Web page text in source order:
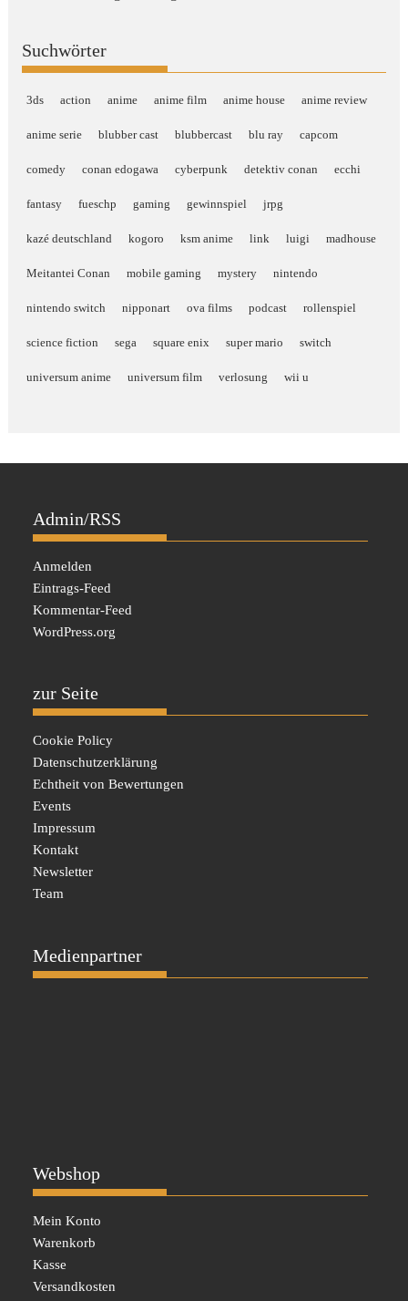
Suchwörter
3ds action anime anime film anime house anime review
anime serie blubber cast blubbercast blu ray capcom
comedy conan edogawa cyberpunk detektiv conan ecchi
fantasy fueschp gaming gewinnspiel jrpg
kazé deutschland kogoro ksm anime link luigi madhouse
Meitantei Conan mobile gaming mystery nintendo
nintendo switch nipponart ova films podcast rollenspiel
science fiction sega square enix super mario switch
universum anime universum film verlosung wii u
Admin/RSS
Anmelden
Eintrags-Feed
Kommentar-Feed
WordPress.org
zur Seite
Cookie Policy
Datenschutzerklärung
Echtheit von Bewertungen
Events
Impressum
Kontakt
Newsletter
Team
Medienpartner
Webshop
Mein Konto
Warenkorb
Kasse
Versandkosten